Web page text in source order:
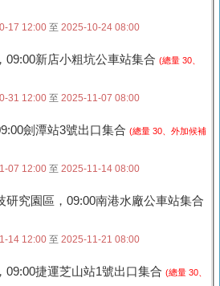
17 12:00 至 2025-10-24 08:00
09:00新店小粗坑公車站集合 (總量 30、
31 12:00 至 2025-11-07 08:00
劍潭站3號出口集合 (總量 30、外加候補
07 12:00 至 2025-11-14 08:00
研究園區，09:00南港水廠公車站集合
14 12:00 至 2025-11-21 08:00
09:00捷運芝山站1號出口集合 (總量 30、